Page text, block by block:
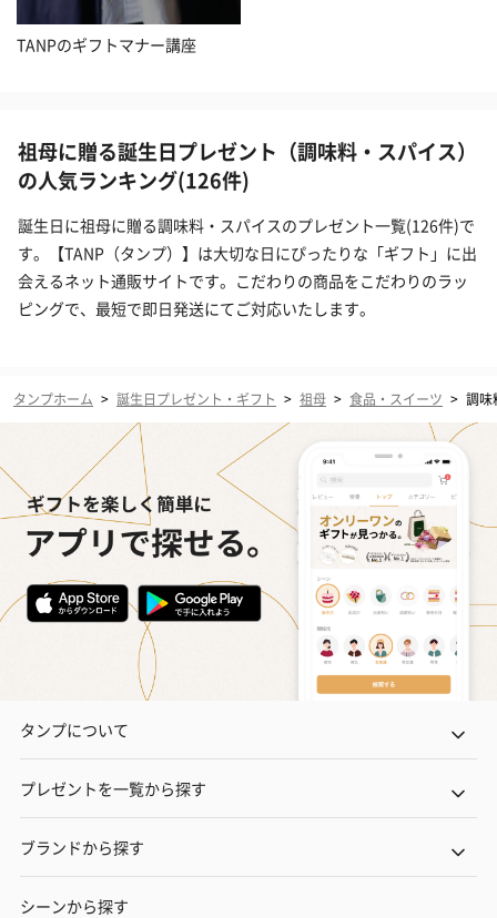
TANPのギフトマナー講座
祖母に贈る誕生日プレゼント（調味料・スパイス）
の人気ランキング(126件)
誕生日に祖母に贈る調味料・スパイスのプレゼント一覧(126件)で
す。【TANP（タンプ）】は大切な日にぴったりな「ギフト」に出
会えるネット通販サイトです。こだわりの商品をこだわりのラッ
ピングで、最短で即日発送にてご対応いたします。
タンプホーム > 誕生日プレゼント・ギフト > 祖母 > 食品・スイーツ > 調味
タンプについて
プレゼントを一覧から探す
ブランドから探す
シーンから探す